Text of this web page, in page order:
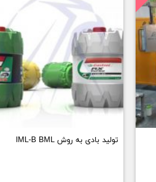
تولید بادی به روش IML-B BML